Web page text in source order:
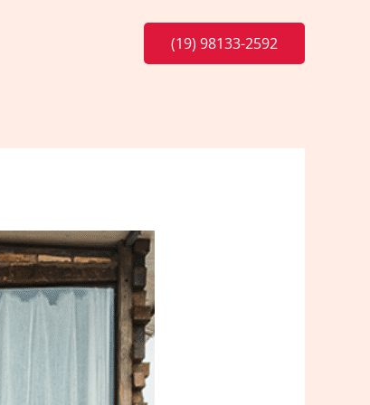
(19) 98133-2592